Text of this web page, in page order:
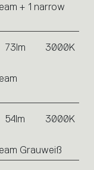
+ 1 narrow
73lm 3000K
54lm 3000K
Grauweiß